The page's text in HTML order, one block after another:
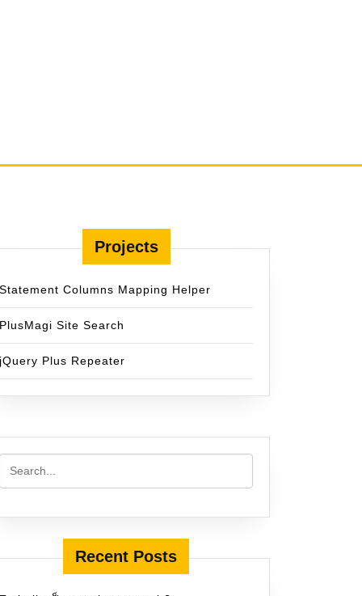
Projects
Statement Columns Mapping Helper
PlusMagi Site Search
jQuery Plus Repeater
Recent Posts